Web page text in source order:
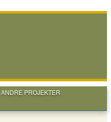
ANDRE PROJEKTER